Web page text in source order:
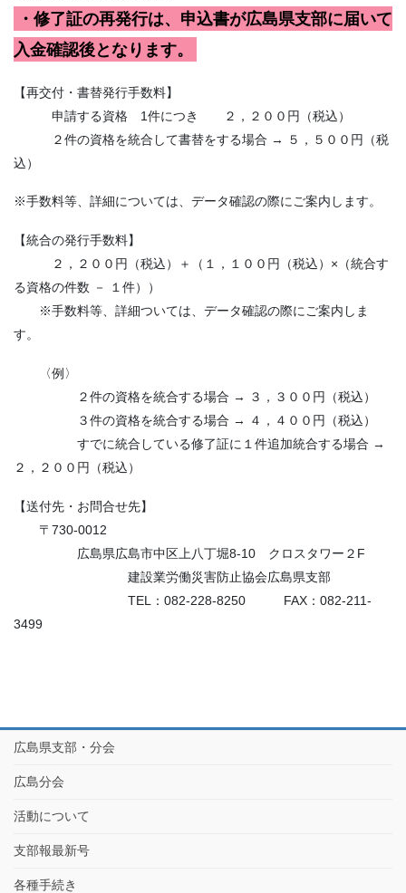
・修了証の再発行は、申込書が広島県支部に届いて
入金確認後となります。
【再交付・書替発行手数料】
申請する資格 1件につき ２，２００円（税込）
２件の資格を統合して書替をする場合 → ５，５００円（税
込）
※手数料等、詳細については、データ確認の際にご案内します。
【統合の発行手数料】
２，２００円（税込）＋（１，１００円（税込）×（統合す
る資格の件数 － １件））
※手数料等、詳細ついては、データ確認の際にご案内しま
す。
〈例〉
２件の資格を統合する場合 → ３，３００円（税込）
３件の資格を統合する場合 → ４，４００円（税込）
すでに統合している修了証に１件追加統合する場合 →
２，２００円（税込）
【送付先・お問合せ先】
〒730-0012
広島県広島市中区上八丁堀8-10 クロスタワー２F
建設業労働災害防止協会広島県支部
TEL：082-228-8250 FAX：082-211-
3499
広島県支部・分会
広島分会
活動について
支部報最新号
各種手続き